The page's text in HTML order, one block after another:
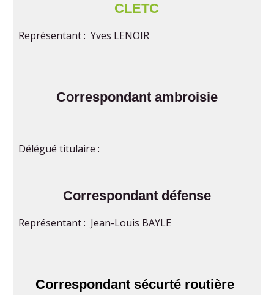
CLETC
Représentant : Yves LENOIR
Correspondant ambroisie
Délégué titulaire :
Correspondant défense
Représentant : Jean-Louis BAYLE
Correspondant sécurté routière